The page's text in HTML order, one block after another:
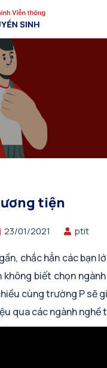
tiện
23/01/2021 ptit
chắc hẳn các bạn
không biết chọn
cùng trường P sẽ
qua các ngành nghề